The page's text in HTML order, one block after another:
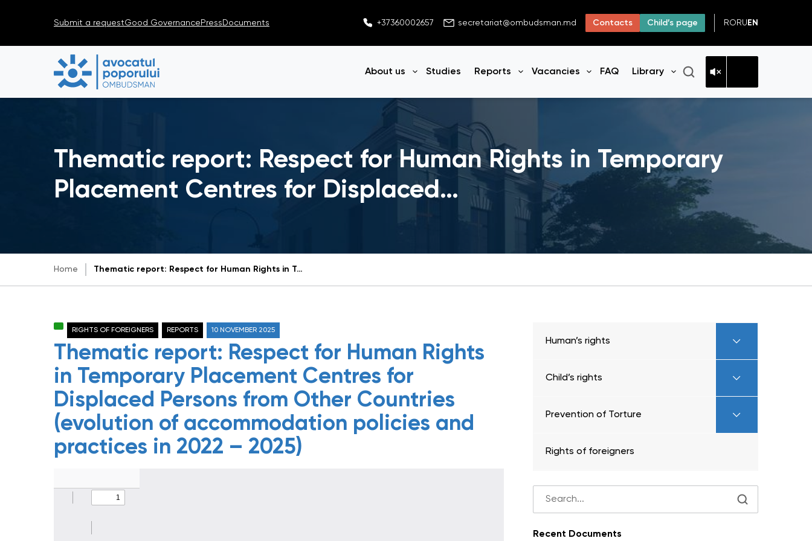
Submit a requestGood Governance Press Documents +37360002657 secretariat@ombudsman.md Contacts Child’s page RO RU EN
About us Studies Reports Vacancies FAQ Library
Open menu
Thematic report: Respect for Human Rights in Temporary
Placement Centres for Displaced…
Home Thematic report: Respect for Human Rights in Temporary Placement Centres for Displaced Persons from Other Countries (evolution of accommodation policies and practices in 2022 - 2025)
RIGHTS OF FOREIGNERS REPORTS 10 NOVEMBER 2025
Thematic report: Respect for Human Rights
in Temporary Placement Centres for
Displaced Persons from Other Countries
(evolution of accommodation policies and
practices in 2022 – 2025)
Human’s rights
Child’s rights
Prevention of Torture
Rights of foreigners
Recent Documents